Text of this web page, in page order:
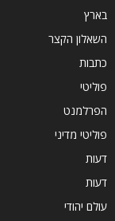
בארץ
השאלון הקצר
כתבות
פוליטי
הפרלמנט
פוליטי מדיני
דעות
דעות
עולם יהודי